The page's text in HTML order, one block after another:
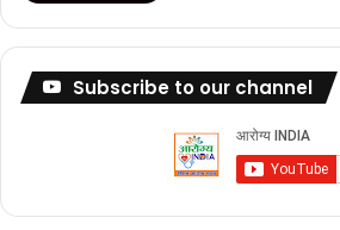
Subscribe to our channel